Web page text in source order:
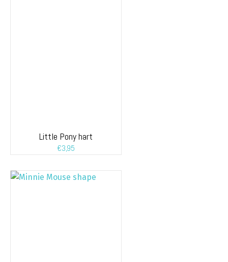
Little Pony hart
€3,95